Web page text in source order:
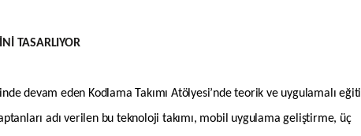
TASARLIYOR
devam eden Kodlama Takımı Atölyesi’nde teorik ve uygulamalı
adı verilen bu teknoloji takımı, mobil uygulama geliştirme, üç